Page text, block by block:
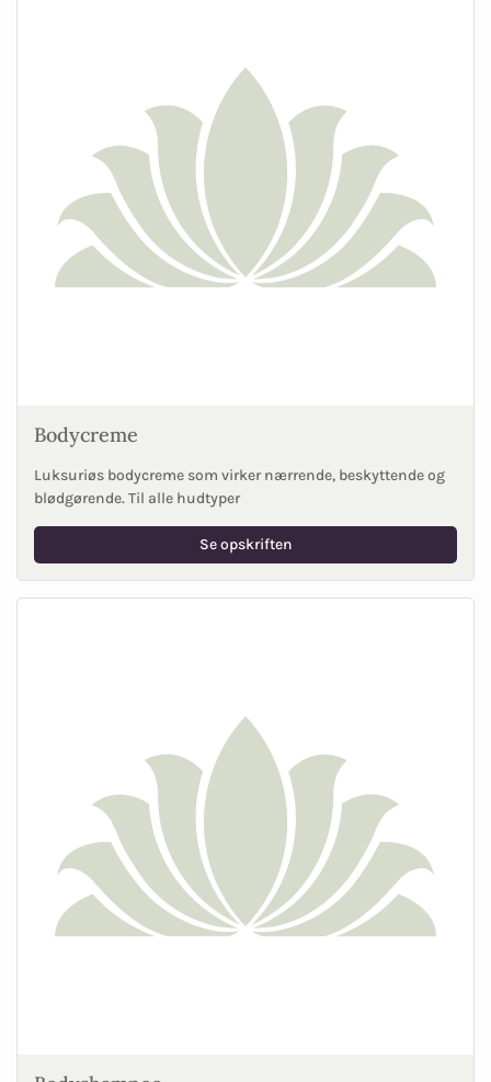
Bodycreme
Luksuriøs bodycreme som virker nærrende, beskyttende og
blødgørende. Til alle hudtyper
Se opskriften